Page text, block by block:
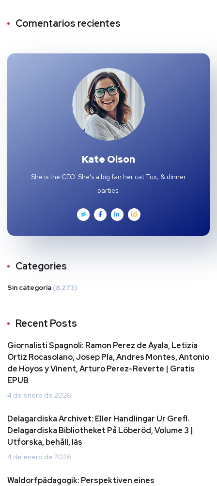
Comentarios recientes
Kate Olson
She is the CEO. She's a big fan her cat Tux, & dinner
parties.
Categories
Sin categoría (8.273)
Recent Posts
Giornalisti Spagnoli: Ramon Perez de Ayala, Letizia
Ortiz Rocasolano, Josep Pla, Andres Montes, Antonio
de Hoyos y Vinent, Arturo Perez-Reverte | Gratis
EPUB
4 de enero de 2026
Delagardiska Archivet: Eller Handlingar Ur Grefl.
Delagardiska Bibliotheket På Löberöd, Volume 3 |
Utforska, behåll, läs
4 de enero de 2026
Waldorfpädagogik: Perspektiven eines